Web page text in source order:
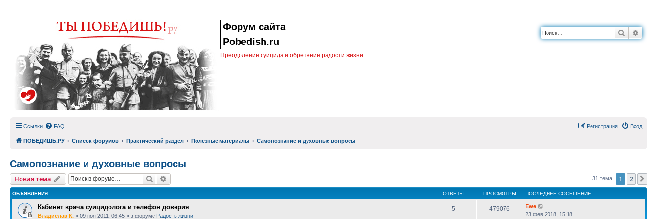
Форум сайта
Pobedish.ru
Преодоление суицида и обретение радости жизни
Поиск
Ссылки FAQ Вход
Регистрация
ПОБЕДИШЬ.РУ Список форумов Практический раздел Полезные материалы Самопознание и духовные вопросы
Самопознание и духовные вопросы
Новая тема Поиск 31 тема 1 2
ОБЪЯВЛЕНИЯ ОТВЕТЫ ПРОСМОТРЫ ПОСЛЕДНЕЕ СООБЩЕНИЕ
Кабинет врача суицидолога и телефон доверия
Владислав К. » 09 ноя 2011, 06:45 » в форуме Радость жизни
5 479076
Ewe
23 фев 2018, 15:18